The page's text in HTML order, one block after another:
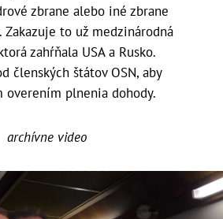
zbrane alebo iné zbrane
to už medzinárodná
zahŕňala USA a Rusko.
členských štátov OSN, aby
overením plnenia dohody.
archívne video